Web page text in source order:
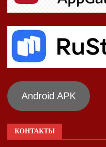
Android APK
КОНТАКТЫ